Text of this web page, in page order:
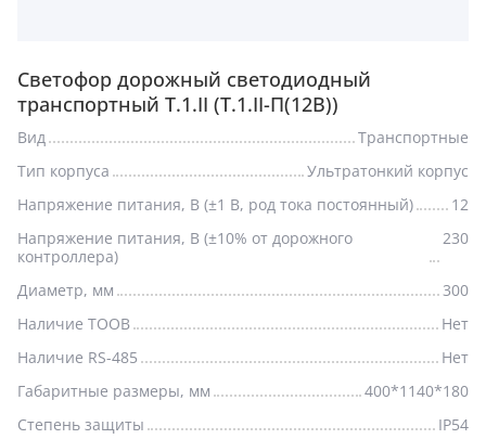
Светофор дорожный светодиодный
транспортный Т.1.II (Т.1.II-П(12В))
Вид
Транспортные
Тип корпуса
Ультратонкий корпус
Напряжение питания, В (±1 В, род тока постоянный)
12
Напряжение питания, В (±10% от дорожного
контроллера)
230
Диаметр, мм
300
Наличие ТООВ
Нет
Наличие RS-485
Нет
Габаритные размеры, мм
400*1140*180
Степень защиты
IP54